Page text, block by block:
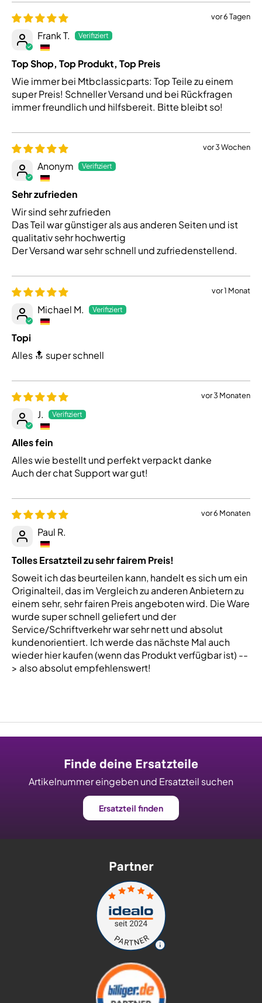
vor 6 Tagen
Frank T.
Top Shop, Top Produkt, Top Preis
Wie immer bei Mtbclassicparts: Top Teile zu einem
super Preis! Schneller Versand und bei Rückfragen
immer freundlich und hilfsbereit. Bitte bleibt so!
vor 3 Wochen
Anonym
Sehr zufrieden
Wir sind sehr zufrieden
Das Teil war günstiger als aus anderen Seiten und ist
qualitativ sehr hochwertig
Der Versand war sehr schnell und zufriedenstellend.
vor 1 Monat
Michael M.
Topi
Alles 🔝 super schnell
vor 3 Monaten
J.
Alles fein
Alles wie bestellt und perfekt verpackt danke
Auch der chat Support war gut!
vor 6 Monaten
Paul R.
Tolles Ersatzteil zu sehr fairem Preis!
Soweit ich das beurteilen kann, handelt es sich um ein
Originalteil, das im Vergleich zu anderen Anbietern zu
einem sehr, sehr fairen Preis angeboten wird. Die Ware
wurde super schnell geliefert und der
Service/Schriftverkehr war sehr nett und absolut
kundenorientiert. Ich werde das nächste Mal auch
wieder hier kaufen (wenn das Produkt verfügbar ist) --
> also absolut empfehlenswert!
Finde deine Ersatzteile
Artikelnummer eingeben und Ersatzteil suchen
Ersatzteil finden
Partner